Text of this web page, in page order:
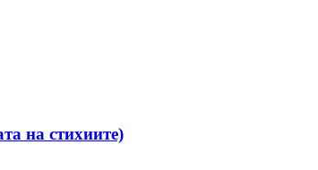
на стихиите)